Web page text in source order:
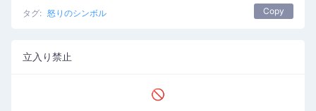
タグ: 怒りのシンボル Copy
立入り禁止
🚫